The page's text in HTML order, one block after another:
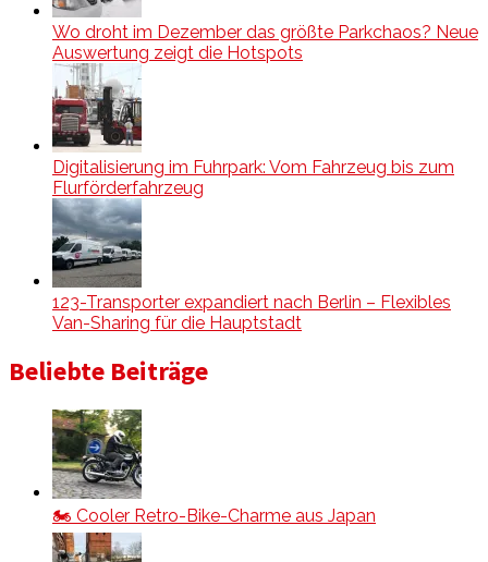
Wo droht im Dezember das größte Parkchaos? Neue
Auswertung zeigt die Hotspots
Digitalisierung im Fuhrpark: Vom Fahrzeug bis zum
Flurförderfahrzeug
123-Transporter expandiert nach Berlin – Flexibles
Van-Sharing für die Hauptstadt
Beliebte Beiträge
🏍️ Cooler Retro-Bike-Charme aus Japan